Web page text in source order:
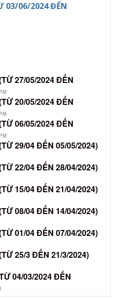
03/06/2024 ĐẾN
27/05/2024 ĐẾN
20/05/2024 ĐẾN
06/05/2024 ĐẾN
29/04 ĐẾN 05/05/2024)
22/04 ĐẾN 28/04/2024)
15/04 ĐẾN 21/04/2024)
08/04 ĐẾN 14/04/2024)
01/04 ĐẾN 07/04/2024)
25/3 ĐẾN 21/3/2024)
04/03/2024 ĐẾN
khoa
lý chất lượng bệnh viện
lượng bệnh viện
sung được triển khai tại bvđk